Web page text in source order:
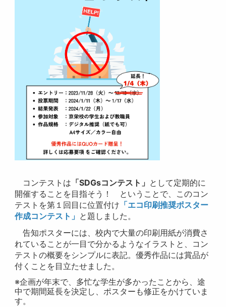
コンテストは 「SDGsコンテスト」 として定期的に
開催することを目指そう！ ということで、このコン
テストを第１回目に位置付け 「エコ印刷推奨ポスター
作成コンテスト」 と題しました。
告知ポスターには、校内で大量の印刷用紙が消費さ
れていることが一目で分かるようなイラストと、コン
テストの概要をシンプルに表記。優秀作品には賞品が
付くことを目立たせました。
※企画が年末で、多忙な学生が多かったことから、途
中で期間延長を決定し、ポスターも修正をかけていま
す。